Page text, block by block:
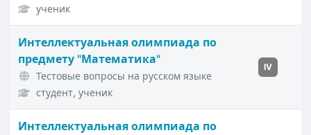
ученик
Интеллектуальная олимпиада по
предмету "Математика"
Тестовые вопросы на русском языке
студент, ученик
IV
Интеллектуальная олимпиада по